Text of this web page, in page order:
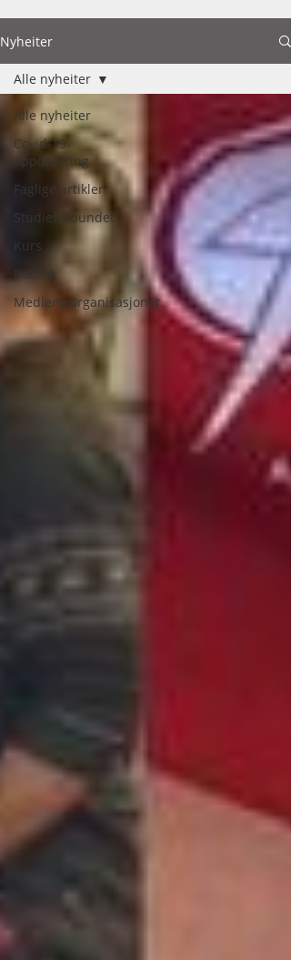
Nyheiter
Alle nyheiter
Covid-19-
oppdatering
Faglige artikler
Studieforbundet
Kurs
Politikk
Medlemsorganisasjonar
Alle nyheiter